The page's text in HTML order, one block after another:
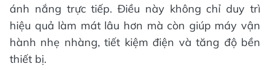
ánh nắng trực tiếp. Điều này không chỉ duy trì
hiệu quả làm mát lâu hơn mà còn giúp máy vận
hành nhẹ nhàng, tiết kiệm điện và tăng độ bền
thiết bị.